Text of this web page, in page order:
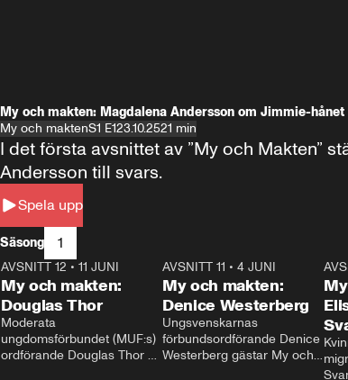
My och makten: Magdalena Andersson om Jimmie-hånet
My och maktenS1 E123.10.2521 min
Spela upp
I det första avsnittet av ”My och Makten”
Andersson till svars.
Säsong 1
26:27
AVSNITT 12 • 11 JUNI
My och makten:
Douglas Thor
Moderata
ungdomsförbundet (MUF:s)
ordförande Douglas Thor
23:40
AVSNITT 11 •4 JUNI
My och makten:
Denice Westerberg
Ungsvenskarnas
förbundsordförande Denice
Westerberg gästar My och